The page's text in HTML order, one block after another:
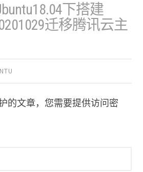
下搭建
迁移腾讯云主
的文章，您需要提供访问密